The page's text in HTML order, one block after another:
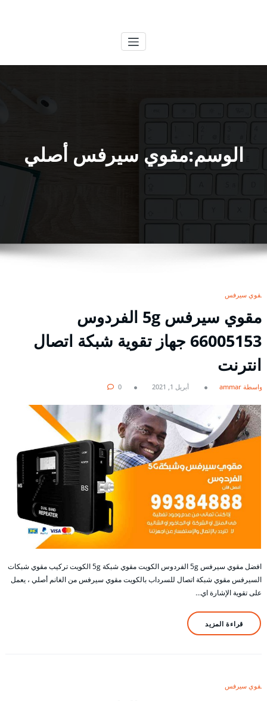
الوسم:مقوي سيرفس أصلي
مقوي سيرفس
مقوي سيرفس 5g الفردوس
66005153 جهاز تقوية شبكة اتصال
انترنت
بواسطة ammar أبريل 1, 2021 0
افضل مقوي سيرفس 5g الفردوس الكويت مقوي شبكة 5g الكويت تركيب مقوي شبكات
السيرفس مقوي شبكة اتصال للسرداب بالكويت مقوي سيرفس من الغانم أصلي ، يعمل
على تقوية الإشارة اي…
قراءة المزيد
مقوي سيرفس